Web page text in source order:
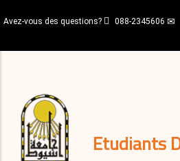
au
principal
Avez-vous des questions? 088-2345606
Etudiants
décisions
Expatriés
Journal